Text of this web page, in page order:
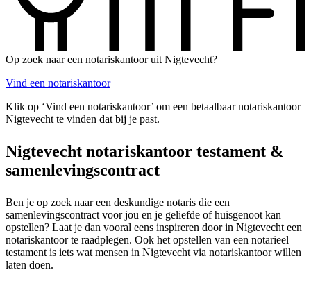
Op zoek naar een notariskantoor uit Nigtevecht?
Vind een notariskantoor
Klik op ‘Vind een notariskantoor’ om een betaalbaar notariskantoor
Nigtevecht te vinden dat bij je past.
Nigtevecht notariskantoor testament &
samenlevingscontract
Ben je op zoek naar een deskundige notaris die een
samenlevingscontract voor jou en je geliefde of huisgenoot kan
opstellen? Laat je dan vooral eens inspireren door in Nigtevecht een
notariskantoor te raadplegen. Ook het opstellen van een notarieel
testament is iets wat mensen in Nigtevecht via notariskantoor willen
laten doen.